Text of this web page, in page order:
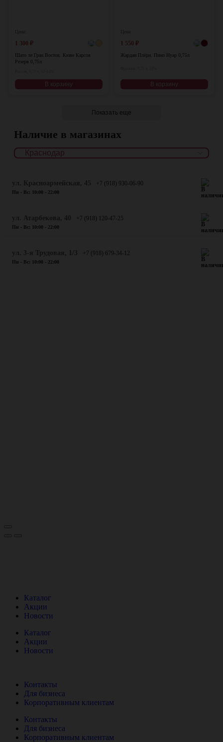
₽
Шато ле Гран Восток. Кюве Карсов
Резерв 0,75л
В корзину
1 550 ₽
Жардан Плёри. Пино Нуар 0,75л
В корзину
Показать еще
Наличие в магазинах
+7 (918) 930-06-90
Пн - Вс: 10:00 - 22:00
+7 (918) 120-47-25
Пн - Вс: 10:00 - 22:00
+7 (918) 679-34-12
Пн - Вс: 10:00 - 22:00
Каталог
Акции
Новости
Каталог
Акции
Новости
Контакты
Для бизнеса
Корпоративным клиентам
Контакты
Для бизнеса
Корпоративным клиентам